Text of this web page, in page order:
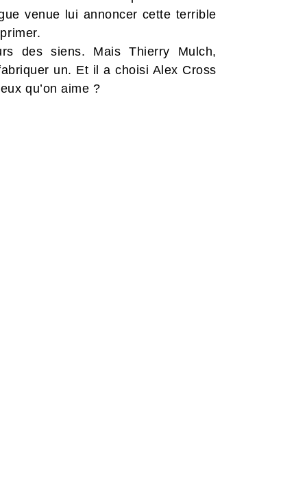
venue lui annoncer cette terrible
des siens. Mais Thierry Mulch,
un. Et il a choisi Alex Cross
qu’on aime ?